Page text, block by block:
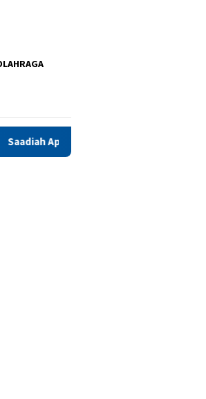
Pembinaan dan Pengembangan